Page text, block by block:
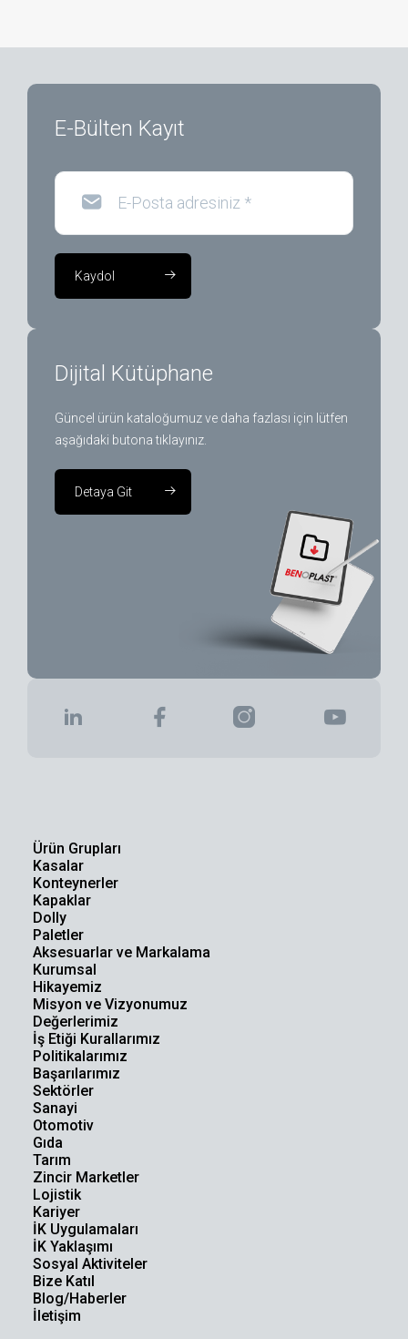
E-Bülten Kayıt
E-Posta adresiniz *
Kaydol
Dijital Kütüphane
Güncel ürün kataloğumuz ve daha fazlası için lütfen
aşağıdaki butona tıklayınız.
Detaya Git
Ürün Grupları
Kasalar
Konteynerler
Kapaklar
Dolly
Paletler
Aksesuarlar ve Markalama
Kurumsal
Hikayemiz
Misyon ve Vizyonumuz
Değerlerimiz
İş Etiği Kurallarımız
Politikalarımız
Başarılarımız
Sektörler
Sanayi
Otomotiv
Gıda
Tarım
Zincir Marketler
Lojistik
Kariyer
İK Uygulamaları
İK Yaklaşımı
Sosyal Aktiviteler
Bize Katıl
Blog/Haberler
İletişim